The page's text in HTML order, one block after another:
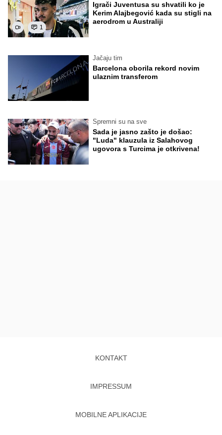
1
Igrači Juventusa su shvatili ko je
Kerim Alajbegović kada su stigli na
aerodrom u Australiji
Jačaju tim
Barcelona oborila rekord novim
ulaznim transferom
Spremni su na sve
Sada je jasno zašto je došao:
"Luda" klauzula iz Salahovog
ugovora s Turcima je otkrivena!
KONTAKT
IMPRESSUM
MOBILNE APLIKACIJE